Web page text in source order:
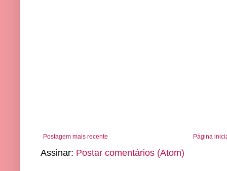
Postagem mais recente Página
Assinar: Postar comentários (Atom)